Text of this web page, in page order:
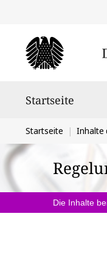
Startseite
Sie
befinden
sich
hier:
Startseite Inhalte
Die Inhalte